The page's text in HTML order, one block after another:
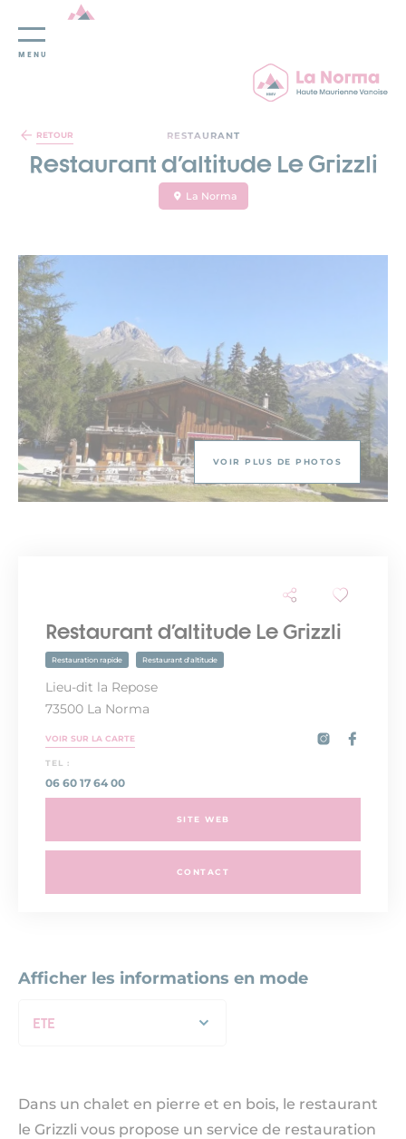
Panneau de gestion des cookies
MENU
RETOUR RESTAURANT
Restaurant d'altitude Le Grizzli
La Norma
VOIR PLUS DE PHOTOS
Afficher les informations en mode
ETE
Dans un chalet en pierre et en bois, le restaurant
le Grizzli vous propose un service de restauration
Restaurant d'altitude Le Grizzli
Restauration rapide Restaurant d'altitude
Lieu-dit la Repose
73500 La Norma
VOIR SUR LA CARTE
TEL :
06 60 17 64 00
SITE WEB
CONTACT